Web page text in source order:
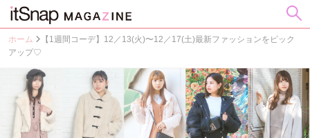
ホーム
【1週間コーデ】12／13(火)〜12／17(土)最新ファッションをピック
アップ♡